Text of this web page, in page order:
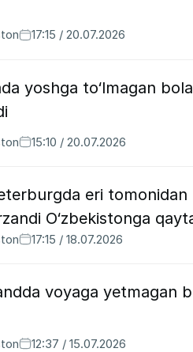
17:15 / 20.07.2026
yoshga to‘lmagan
15:10 / 20.07.2026
eri tomonidan
O‘zbekistonga
17:15 / 18.07.2026
voyaga yetmagan
12:37 / 15.07.2026